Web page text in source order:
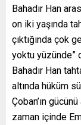
Bahadır Han
on iki yaşında
çıktığında çok
yoktu yüzünde”
Bahadır Han
altında hüküm
Çoban’ın
zaman içinde